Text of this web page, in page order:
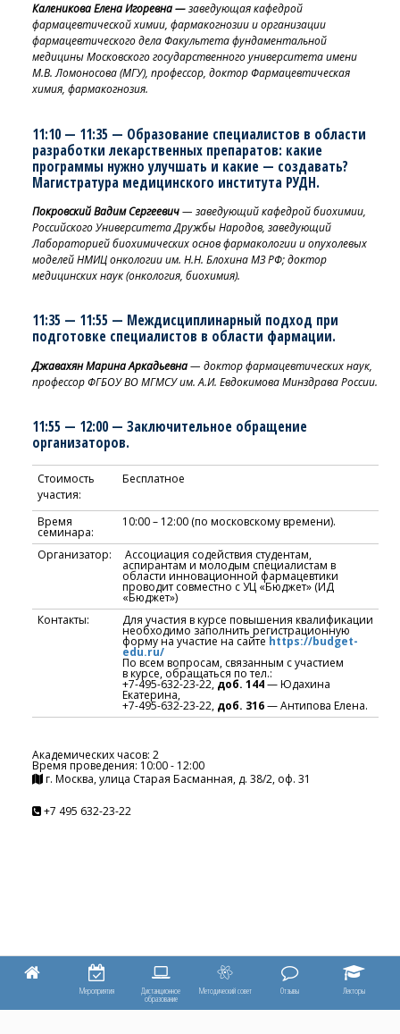
Мероприятия Дистанционное
образование
Методический совет Отзывы Лекторы
Каленикова Елена Игоревна —заведующая кафедрой
фармацевтической химии, фармакогнозии и организации
фармацевтического дела Факультета фундаментальной
медицины Московского государственного университета имени
М.В. Ломоносова (МГУ), профессор, доктор Фармацевтическая
химия, фармакогнозия.
11:10 — 11:35 — Образование специалистов в области
разработки лекарственных препаратов: какие
программы нужно улучшать и какие — создавать?
Магистратура медицинского института РУДН.
Покровский Вадим Сергеевич— заведующий кафедрой биохимии,
Российского Университета Дружбы Народов, заведующий
Лабораторией биохимических основ фармакологии и опухолевых
моделей НМИЦ онкологии им. Н.Н. Блохина МЗ РФ; доктор
медицинских наук (онкология, биохимия).
11:35 — 11:55 — Междисциплинарный подход при
подготовке специалистов в области фармации.
Джавахян Марина Аркадьевна— доктор фармацевтических наук,
профессор ФГБОУ ВО МГМСУ им. А.И. Евдокимова Минздрава России.
11:55 — 12:00 — Заключительное обращение
организаторов.
Стоимость
участия:
Бесплатное
Время
семинара:
10:00 – 12:00 (по московскому времени).
Организатор: Ассоциация содействия студентам,
аспирантам и молодым специалистам в
области инновационной фармацевтики
проводит совместно с УЦ «Бюджет» (ИД
«Бюджет»)
Контакты:
Для участия вкурсе повышения квалификации
необходимо заполнить регистрационную
форму на участие на сайте https://budget-
edu.ru/
По всем вопросам, связанным сучастием
вкурсе, обращаться по тел.:
+7-495-632-23-22, доб. 144— Юдахина
Екатерина,
+7-495-632-23-22, доб. 316— Антипова Елена.
Академических часов: 2
Время проведения: 10:00 - 12:00
г. Москва, улица Старая Басманная, д. 38/2, оф. 31
+7 495 632-23-22